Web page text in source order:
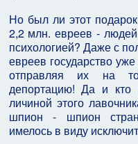
Но был ли этот
2,2 млн. евреев -
психологией? Даже с
евреев государство
отправляя их на
депортацию! Да и кто
личиной этого
шпион - шпион
имелось в виду